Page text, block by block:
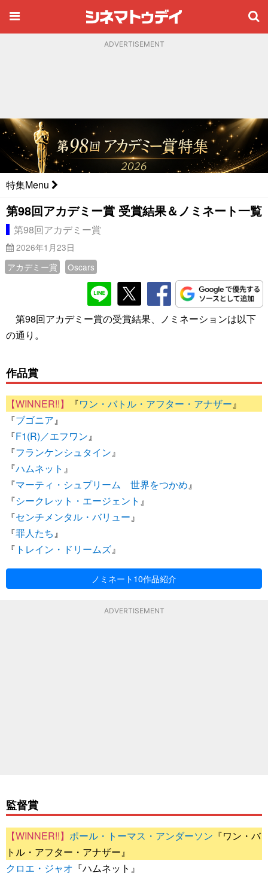
ADVERTISEMENT
特集Menu
第98回アカデミー賞 受賞結果＆ノミネート一覧
第98回アカデミー賞
2026年1月23日
アカデミー賞
Oscars
第98回アカデミー賞の受賞結果、ノミネーションは以下
の通り。
作品賞
『ワン・バトル・アフター・アナザー』
『ブゴニア』
『F1(R)／エフワン』
『フランケンシュタイン』
『ハムネット 』
『マーティ・シュプリーム 世界をつかめ』
『シークレット・エージェント 』
『センチメンタル・バリュー』
『罪人たち』
『 トレイン・ドリームズ』
ノミネート10作品紹介
ADVERTISEMENT
監督賞
ポール・トーマス・アンダーソン 『ワン・バ
トル・アフター・アナザー』
クロエ・ジャオ 『ハムネット』